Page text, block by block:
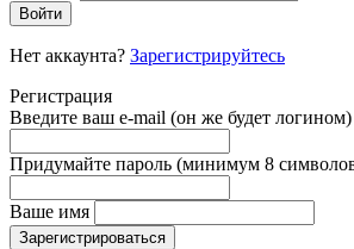
Войти
Нет аккаунта? Зарегистрируйтесь
Регистрация
Введите ваш e-mail (он же будет логином)
Придумайте пароль (минимум 8
Ваше имя
Зарегистрироваться